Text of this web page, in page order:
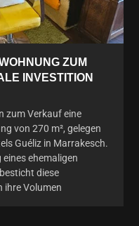
ZUM
INVESTITION
zum Verkauf eine
von 270 m², gelegen
Guéliz in Marrakesch.
ehemaligen
diese
ihre Volumen